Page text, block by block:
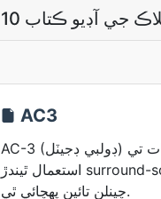
AC3
AC-3 (ڊولبي ڊجيٽل) ڊوائيسز ۽ ٽيليويزن جي نشريات تي
استعمال ٿيندڙ surround-sound track آهي، جيڪا 6
چينلن تائين پهچائي ٿي.